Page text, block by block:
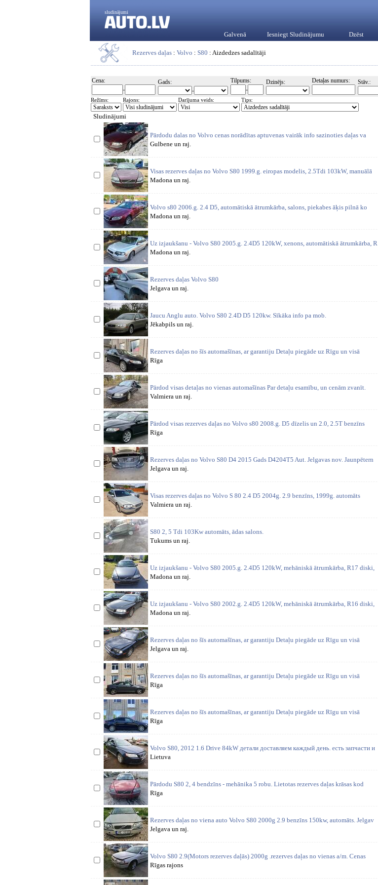
sludinājumi
Galvenā Iesniegt Sludinājumu Dzēst
Rezerves daļas : Volvo : S80 : Aizdedzes sadalītāji
Cena:
-
Gads:
-
Tilpums:
-
Dzinējs: Detaļas numurs: Stāv.:
Režīms: Rajons: Darījuma veids: Tips:
Sludinājumi
Pārdodu dalas no Volvo cenas norādītas aptuvenas vairāk info sazinoties daļas va
Gulbene un raj.
Visas rezerves daļas no Volvo S80 1999.g. eiropas modelis, 2.5Tdi 103kW, manuālā
Madona un raj.
Volvo s80 2006.g. 2.4 D5, automātiskā ātrumkārba, salons, piekabes āķis pilnā ko
Madona un raj.
Uz izjaukšanu - Volvo S80 2005.g. 2.4D5 120kW, xenons, automātiskā ātrumkārba, R
Madona un raj.
Rezerves daļas Volvo S80
Jelgava un raj.
Jaucu Anglu auto. Volvo S80 2.4D D5 120kw. Sīkāka info pa mob.
Jēkabpils un raj.
Rezerves daļas no šīs automašīnas, ar garantiju Detaļu piegāde uz Rīgu un visā
Rīga
Pārdod visas detaļas no vienas automašīnas Par detaļu esamību, un cenām zvanīt.
Valmiera un raj.
Pārdod visas rezerves daļas no Volvo s80 2008.g. D5 dīzelis un 2.0, 2.5T benzīns
Rīga
Rezerves daļas no Volvo S80 D4 2015 Gads D4204T5 Aut. Jelgavas nov. Jaunpētern
Jelgava un raj.
Visas rezerves daļas no Volvo S 80 2.4 D5 2004g. 2.9 benzīns, 1999g. automāts
Valmiera un raj.
S80 2, 5 Tdi 103Kw automāts, ādas salons.
Tukums un raj.
Uz izjaukšanu - Volvo S80 2005.g. 2.4D5 120kW, mehāniskā ātrumkārba, R17 diski,
Madona un raj.
Uz izjaukšanu - Volvo S80 2002.g. 2.4D5 120kW, mehāniskā ātrumkārba, R16 diski,
Madona un raj.
Rezerves daļas no šīs automašīnas, ar garantiju Detaļu piegāde uz Rīgu un visā
Jelgava un raj.
Rezerves daļas no šīs automašīnas, ar garantiju Detaļu piegāde uz Rīgu un visā
Rīga
Rezerves daļas no šīs automašīnas, ar garantiju Detaļu piegāde uz Rīgu un visā
Rīga
Volvo S80, 2012 1.6 Drive 84kW детали доставляем каждый день. есть запчасти и
Lietuva
Pārdodu S80 2, 4 bendzīns - mehānika 5 robu. Lietotas rezerves daļas krāsas kod
Rīga
Rezerves daļas no viena auto Volvo S80 2000g 2.9 benzīns 150kw, automāts. Jelgav
Jelgava un raj.
Volvo S80 2.9(Motors rezerves daļās) 2000g .rezerves daļas no vienas a/m. Cenas
Rīgas rajons